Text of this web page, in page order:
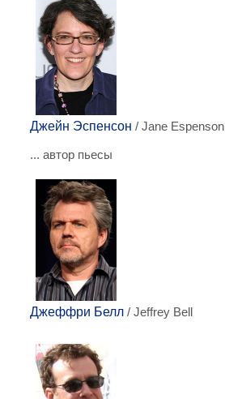
Джейн Эспенсон / Jane Espenson
... автор пьесы
Джеффри Белл / Jeffrey Bell